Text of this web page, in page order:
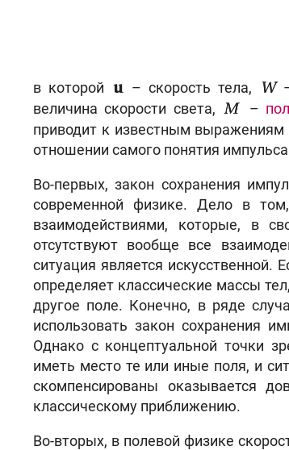
в которой u – скорость тела, W–
величина скорости света, M –
приводит к известным выражениям
отношении самого понятия
Во-первых, закон сохранения
современной физике. Дело в
взаимодействиями, которые, в
отсутствуют вообще все
ситуация является искусственной.
определяет классические массы
другое поле. Конечно, в ряде
использовать закон сохранения
Однако с концептуальной точки
иметь место те или иные поля, и
скомпенсированы оказывается
классическому приближению.
Во-вторых, в полевой физике